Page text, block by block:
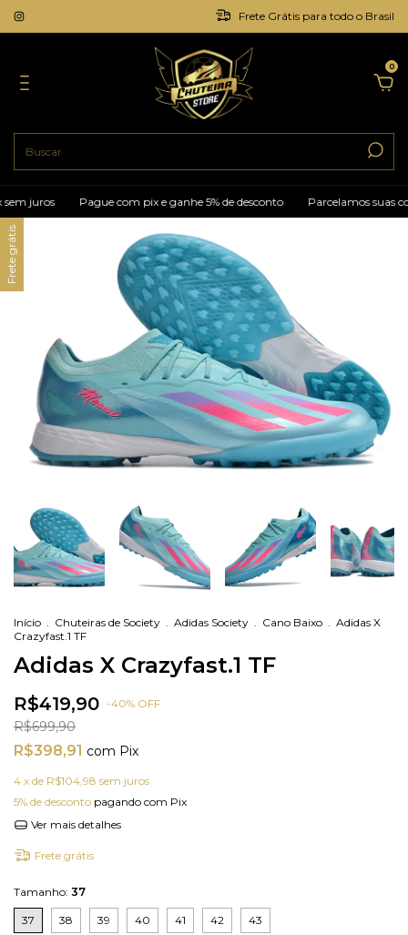
Frete Grátis para todo o Brasil
0
juros Pague com pix e ganhe 5% de desconto Parcelamos suas
Frete grátis
Início . Chuteiras de Society . Adidas Society . Cano Baixo . Adidas X
Crazyfast.1 TF
Adidas X Crazyfast.1 TF
R$419,90 -40% OFF
R$699,90
R$398,91 com Pix
4 x de R$104,98 sem juros
5% de desconto pagando com Pix
Ver mais detalhes
Frete grátis
Tamanho: 37
37 38 39 40 41 42 43